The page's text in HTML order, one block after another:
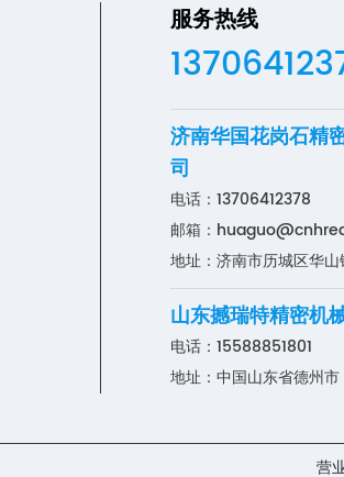
服务热线
济南华国花岗石精
司
电话： 13706412378
邮箱：
地址：济南市历城区华
山东撼瑞特精密机
电话： 15588851801
地址：中国山东省德州市
营